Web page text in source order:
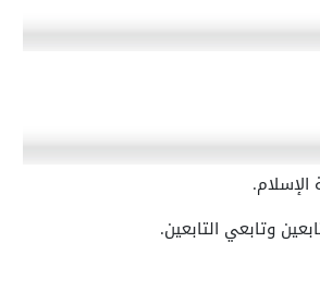
وتابعي التابعين.